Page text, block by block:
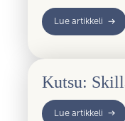
Lue artikkeli
Kutsu:
Lue artikkeli